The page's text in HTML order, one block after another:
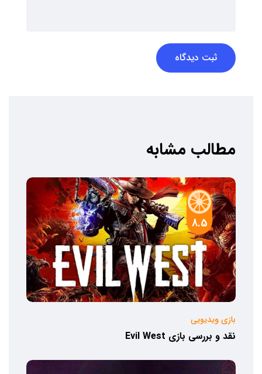
ثبت دیدگاه
مطالب مشابه
8.5
بازی ویدیویی
نقد و بررسی بازی Evil West